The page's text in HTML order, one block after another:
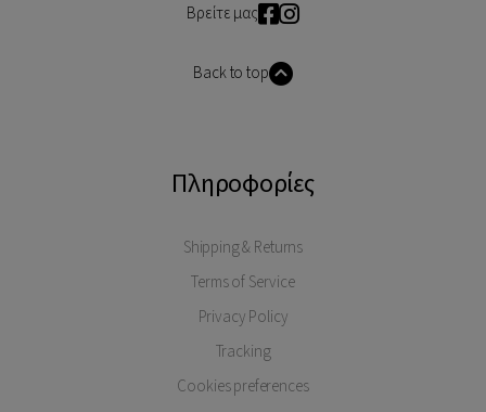
Βρείτε μας
Back to top
Πληροφορίες
Shipping & Returns
Terms of Service
Privacy Policy
Tracking
Cookies preferences